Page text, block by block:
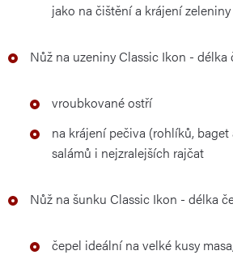
jako na čištění a krájení zeleniny
Nůž na uzeniny Classic Ikon - délka
vroubkované ostří
na krájení pečiva (rohlíků, baget
salámů i nejzralejších rajčat
Nůž na šunku Classic Ikon - délka
čepel ideální na velké kusy